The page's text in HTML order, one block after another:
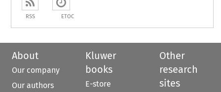
RSS ETOC
About
Our company
Our authors
Kluwer
books
E-store
Other
research
sites